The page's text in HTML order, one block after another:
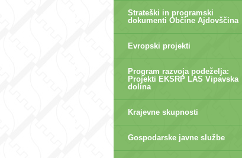
Strateški in programski
dokumenti Občine Ajdovščina
Evropski projekti
Program razvoja podeželja:
Projekti EKSRP LAS Vipavska
dolina
Krajevne skupnosti
Gospodarske javne službe